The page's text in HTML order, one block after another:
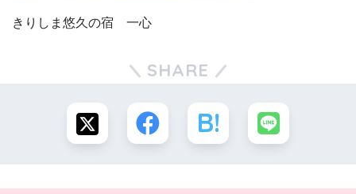
きりしま悠久の宿 一心
SHARE